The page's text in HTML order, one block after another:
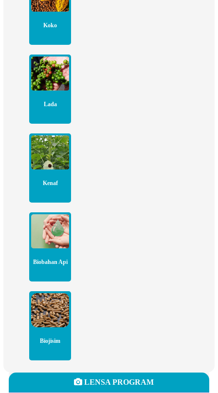
Koko
Lada
Kenaf
Biobahan Api
Biojisim
LENSA PROGRAM